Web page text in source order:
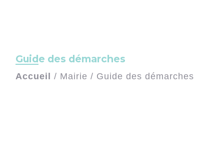
Guide des démarches
Accueil / Mairie / Guide des démarches